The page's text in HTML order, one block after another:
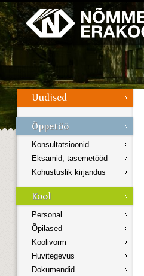
Konsultatsioonid
Eksamid, tasemetööd
Kohustuslik kirjandus
Personal
Õpilased
Koolivorm
Huvitegevus
Dokumendid